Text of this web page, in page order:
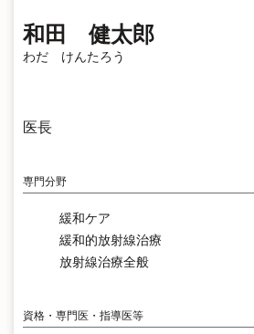
和田 健太郎
わだ けんたろう
医長
専門分野
緩和ケア
緩和的放射線治療
放射線治療全般
資格・専門医・指導医等